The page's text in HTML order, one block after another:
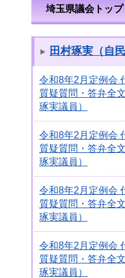
埼玉県議会トップ
田村琢実（自民
令和8年2月定例会
質疑質問・答弁全
琢実議員）
令和8年2月定例会
質疑質問・答弁全
琢実議員）
令和8年2月定例会
質疑質問・答弁全
琢実議員）
令和8年2月定例会
質疑質問・答弁全
琢実議員）